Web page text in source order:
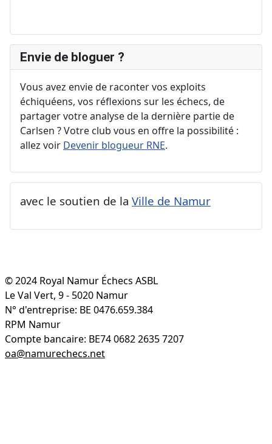
Envie de bloguer ?
Vous avez envie de raconter vos exploits
échiquéens, vos réflexions sur les échecs, de
partager votre analyse de la dernière partie de
Carlsen ? Votre club vous en offre la possibilité :
allez voir Devenir blogueur RNE.
avec le soutien de la Ville de Namur
© 2024 Royal Namur Échecs ASBL
Le Val Vert, 9 - 5020 Namur
N° d'entreprise: BE 0476.659.384
RPM Namur
Compte bancaire: BE74 0682 2635 7207
oa@namurechecs.net